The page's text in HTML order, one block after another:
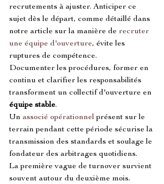
recrutements à ajuster. Anticiper ce
sujet dès le départ, comme détaillé dans
notre article sur la manière de recruter
une équipe d'ouverture, évite les
ruptures de compétence.
Documenter les procédures, former en
continu et clarifier les responsabilités
transforment un collectif d'ouverture en
équipe stable.
Un associé opérationnel présent sur le
terrain pendant cette période sécurise la
transmission des standards et soulage le
fondateur des arbitrages quotidiens.
La première vague de turnover survient
souvent autour du deuxième mois.